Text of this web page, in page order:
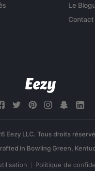
Le
Contact
Eezy LLC. Tous droits
Politique de